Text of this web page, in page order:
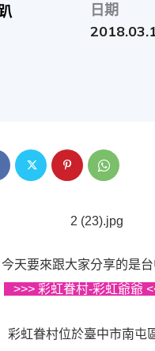
日期
今天要來跟大家分享的是
>>> 彩虹眷村-彩虹爺爺
彩虹眷村位於臺中市南屯